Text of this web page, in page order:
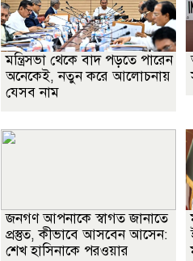
মন্ত্রিসভা থেকে বাদ পড়তে পারেন
অনেকেই, নতুন করে আলোচনায়
যেসব নাম
জনগণ আপনাকে স্বাগত জানাতে
প্রস্তুত, কীভাবে আসবেন আসেন:
শেখ হাসিনাকে পরওয়ার